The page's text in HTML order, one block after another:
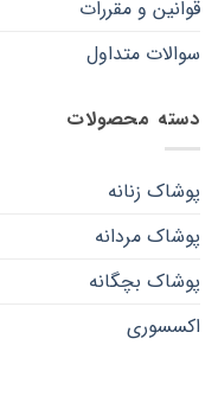
قوانین و مقررات
سوالات متداول
دسته محصولات
پوشاک زنانه
پوشاک مردانه
پوشاک بچگانه
اکسسوری